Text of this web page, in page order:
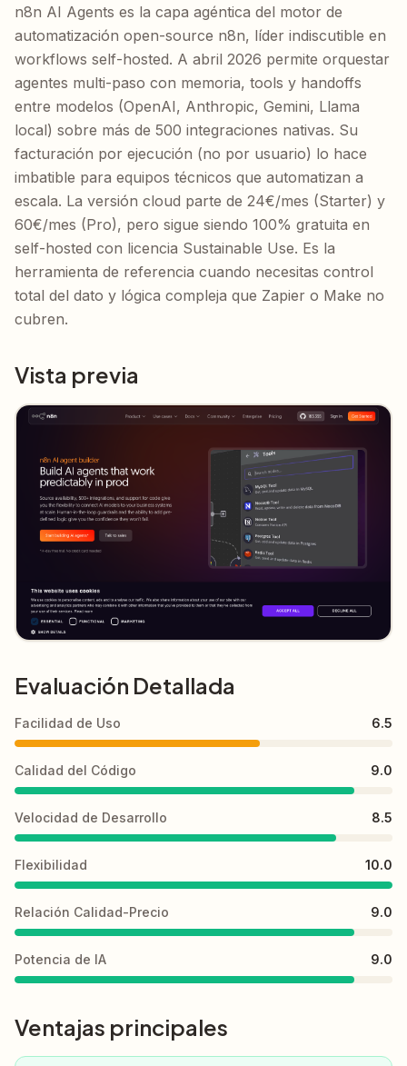
n8n AI Agents es la capa agéntica del motor de
automatización open-source n8n, líder indiscutible en
workflows self-hosted. A abril 2026 permite orquestar
agentes multi-paso con memoria, tools y handoffs
entre modelos (OpenAI, Anthropic, Gemini, Llama
local) sobre más de 500 integraciones nativas. Su
facturación por ejecución (no por usuario) lo hace
imbatible para equipos técnicos que automatizan a
escala. La versión cloud parte de 24€/mes (Starter) y
60€/mes (Pro), pero sigue siendo 100% gratuita en
self-hosted con licencia Sustainable Use. Es la
herramienta de referencia cuando necesitas control
total del dato y lógica compleja que Zapier o Make no
cubren.
Vista previa
Evaluación Detallada
Facilidad de Uso 6.5
Calidad del Código 9.0
Velocidad de Desarrollo 8.5
Flexibilidad 10.0
Relación Calidad-Precio 9.0
Potencia de IA 9.0
Ventajas principales